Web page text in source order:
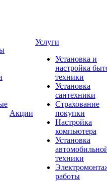
Акции
Услуги
Установка и
настройка
техники
Установка
сантехники
Страхование
покупки
Настройка
компьютера
Установка
техники
работы